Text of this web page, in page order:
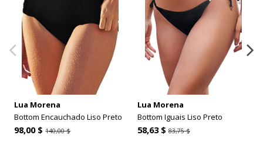
Lua Morena
Bottom Encauchado Liso Preto
98,00 $140,00 $
Lua Morena
Bottom Iguais Liso Preto
58,63 $ 83,75 $